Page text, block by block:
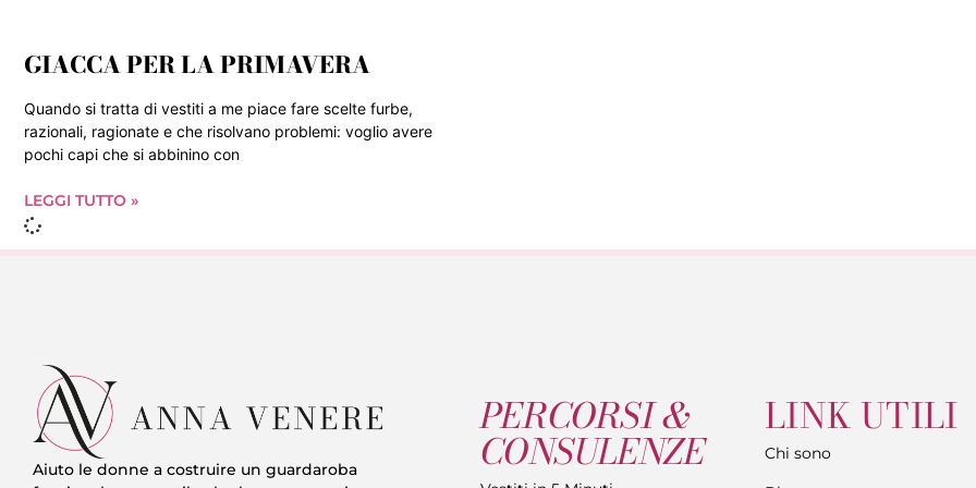
GIACCA PER LA PRIMAVERA
Quando si tratta di vestiti a me piace fare scelte furbe,
razionali, ragionate e che risolvano problemi: voglio avere
pochi capi che si abbinino con
LEGGI TUTTO »
Aiuto le donne a costruire un guardaroba
PERCORSI &
CONSULENZE
LINK UTILI
Chi sono